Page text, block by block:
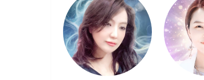
のに上手くいかない方、落ち込
んで前を向けない方、悔しい気
持ちを抱えている方...今どんな
状況にいたとしても、私はいつ
でもあなた様の味方ですよ。 ご
相談内容はどのようなことでも
大丈夫です。周りの誰にも話す
ことができないことでも、まず
はお話しをお聞かせください。
まうこともあ
ど、その涙
魂を曇らせて
することで、
きは、再び美
ます。 どうかひとりで抱え込ま
ないでくだ
と幸せを感じ
過ごせるよう